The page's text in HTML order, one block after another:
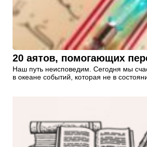
20 аятов, помогающих
Наш путь неисповедим. Сегодня мы
в океане событий, которая не в